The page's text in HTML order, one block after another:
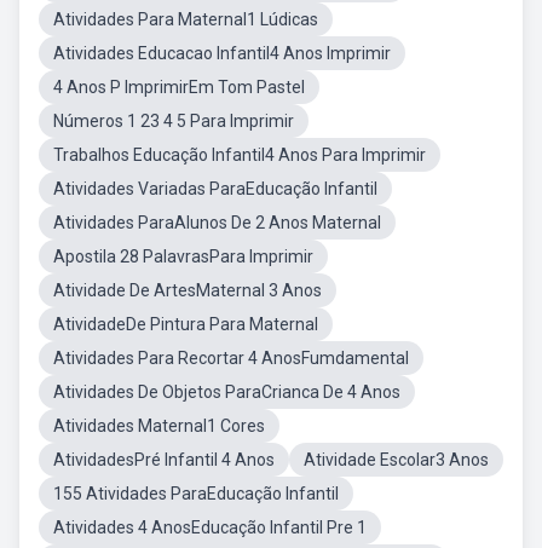
Atividades Para Maternal1 Lúdicas
Atividades Educacao Infantil4 Anos Imprimir
4 Anos P ImprimirEm Tom Pastel
Números 1 23 4 5 Para Imprimir
Trabalhos Educação Infantil4 Anos Para Imprimir
Atividades Variadas ParaEducação Infantil
Atividades ParaAlunos De 2 Anos Maternal
Apostila 28 PalavrasPara Imprimir
Atividade De ArtesMaternal 3 Anos
AtividadeDe Pintura Para Maternal
Atividades Para Recortar 4 AnosFumdamental
Atividades De Objetos ParaCrianca De 4 Anos
Atividades Maternal1 Cores
AtividadesPré Infantil 4 Anos
Atividade Escolar3 Anos
155 Atividades ParaEducação Infantil
Atividades 4 AnosEducação Infantil Pre 1